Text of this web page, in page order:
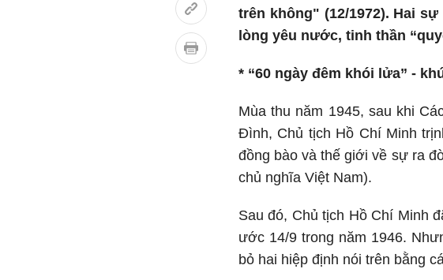
trên không" (12/1972). Hai
lòng yêu nước, tinh thần
* “60 ngày đêm khói lửa” -
Mùa thu năm 1945, sau khi
Đình, Chủ tịch Hồ Chí Minh
đồng bào và thế giới về sự ra
chủ nghĩa Việt Nam).
Sau đó, Chủ tịch Hồ Chí Minh
ước 14/9 trong năm 1946.
bỏ hai hiệp định nói trên bằng